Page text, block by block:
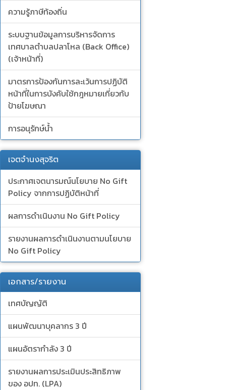
ความรู้ภาษีท้องถิ่น
ระบบฐานข้อมูลการบริหารจัดการ
เทศบาลตำบลปลาโหล (Back Office)
(เจ้าหน้าที่)
มาตรการป้องกันการละเว้นการปฏิบัติ
หน้าที่ในการบังคับใช้กฎหมายเกี่ยวกับ
ป้ายโฆษณา
การอนุรักษ์น้ำ
เจตจำนงสุจริต
ประกาศเจตนารมณ์นโยบาย No Gift
Policy จากการปฏิบัติหน้าที่
ผลการดำเนินงาน No Gift Policy
รายงานผลการดำเนินงานตามนโยบาย
No Gift Policy
เอกสาร/รายงาน
เทศบัญญัติ
แผนพัฒนาบุคลากร 3 ปี
แผนอัตรากำลัง 3 ปี
รายงานผลการประเมินประสิทธิภาพ
ของ อปท. (LPA)